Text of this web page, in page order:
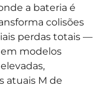
a bateria é
colisões
perdas totais —
em modelos
atuais M de